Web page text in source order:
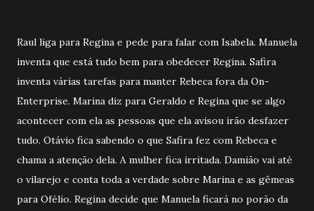
Raul liga para Regina e pede para falar com Isabela. Manuela
inventa que está tudo bem para obedecer Regina. Safira
inventa várias tarefas para manter Rebeca fora da On-
Enterprise. Marina diz para Geraldo e Regina que se algo
acontecer com ela as pessoas que ela avisou irão desfazer
tudo. Otávio fica sabendo o que Safira fez com Rebeca e
chama a atenção dela. A mulher fica irritada. Damião vai até
o vilarejo e conta toda a verdade sobre Marina e as gêmeas
para Ofélio. Regina decide que Manuela ficará no porão da